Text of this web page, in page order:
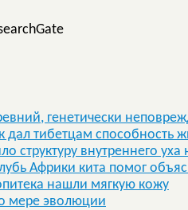
генетически
дал тибетцам способность
структуру внутреннего уха
Африки кита помог
нашли мягкую кожу
мере эволюции